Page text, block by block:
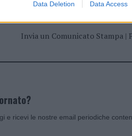
Data Deletion Data Access
Invia un Comunicato Stampa|
e ricevi le nostre email periodiche